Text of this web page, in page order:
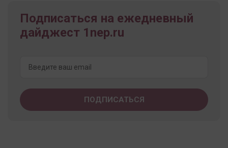
Подписаться на ежедневный
дайджест 1nep.ru